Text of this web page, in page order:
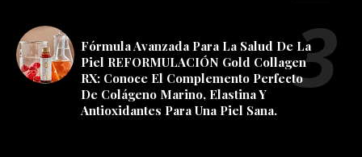
Fórmula Avanzada Para La Salud De La
Piel REFORMULACIÓN Gold Collagen
RX: Conoce El Complemento Perfecto
De Colágeno Marino, Elastina Y
Antioxidantes Para Una Piel Sana.